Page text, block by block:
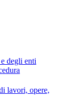
degli enti
lavori, opere,